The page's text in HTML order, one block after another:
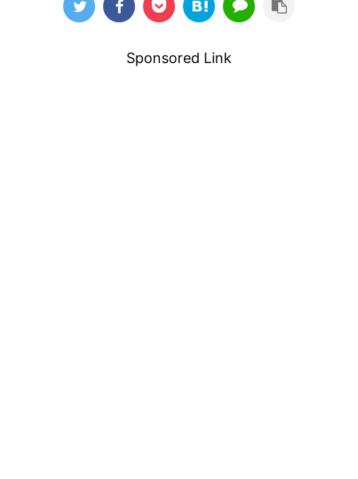
Sponsored Link